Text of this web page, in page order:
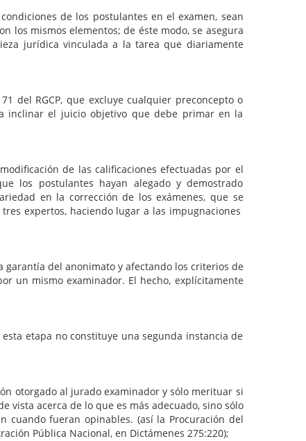
de los postulantes en el examen, sean
los mismos elementos; de éste modo, se asegura
jurídica vinculada a la tarea que diariamente
del RGCP, que excluye cualquier preconcepto o
inclinar el juicio objetivo que debe primar en la
de las calificaciones efectuadas por el
los postulantes hayan alegado y demostrado
en la corrección de los exámenes, que se
expertos, haciendo lugar a las impugnaciones
del anonimato y afectando los criterios de
un mismo examinador. El hecho, explícitamente
etapa no constituye una segunda instancia de
al jurado examinador y sólo merituar si
vista acerca de lo que es más adecuado, sino sólo
cuando fueran opinables. (así la Procuración del
Pública Nacional, en Dictámenes 275:220);